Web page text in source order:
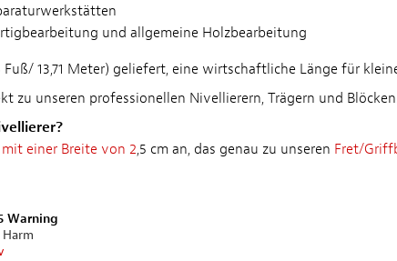
und allgemeine Holzbearbeitung
13,71 Meter) geliefert, eine wirtschaftliche Länge für
zu unseren professionellen Nivellierern, Trägern und
einer Breite von 2,5 cm an, das genau zu unseren Fret/
Warning